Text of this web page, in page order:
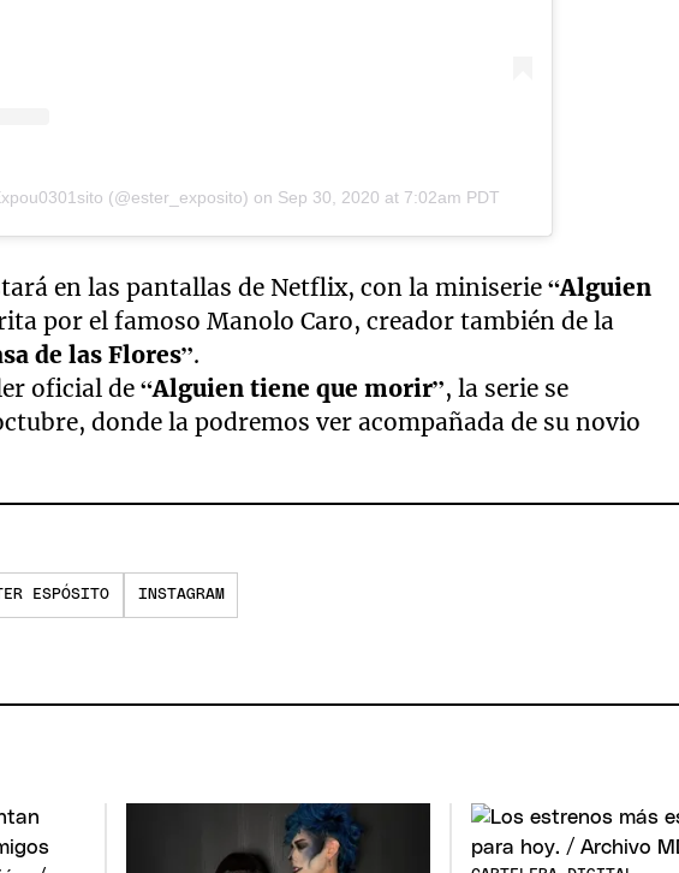
(@ester_exposito) on Sep 30, 2020 at 7:02am PDT
en las pantallas de Netflix, con la miniserie“Alguien
por el famoso Manolo Caro, creador también de la
de las Flores”.
oficial de “Alguien tiene que morir”, la serie se
donde la podremos ver acompañada de su novio
ESPÓSITO INSTAGRAM